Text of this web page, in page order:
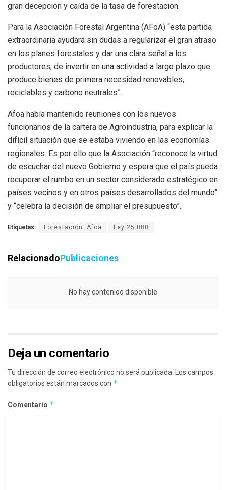
gran decepción y caída de la tasa de forestación.
Para la Asociación Forestal Argentina (AFoA) “esta partida
extraordinaria ayudará sin dudas a regularizar el gran atraso
en los planes forestales y dar una clara señal a los
productores, de invertir en una actividad a largo plazo que
produce bienes de primera necesidad renovables,
reciclables y carbono neutrales”.
Afoa había mantenido reuniones con los nuevos
funcionarios de la cartera de Agroindustria, para explicar la
difícil situación que se estaba viviendo en las economías
regionales. Es por ello que la Asociación “reconoce la virtud
de escuchar del nuevo Gobierno y espera que el país pueda
recuperar el rumbo en un sector considerado estratégico en
países vecinos y en otros países desarrollados del mundo”
y “celebra la decisión de ampliar el presupuesto”.
Etiquetas: Forestación. Afoa Ley 25.080
RelacionadoPublicaciones
No hay contenido disponible
Deja un comentario
Tu dirección de correo electrónico no será publicada. Los campos
obligatorios están marcados con *
Comentario *